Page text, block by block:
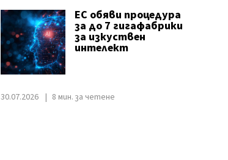
ЕС обяви процедура
за до 7 гигафабрики
за изкуствен
интелект
30.07.2026 8 мин. за четене